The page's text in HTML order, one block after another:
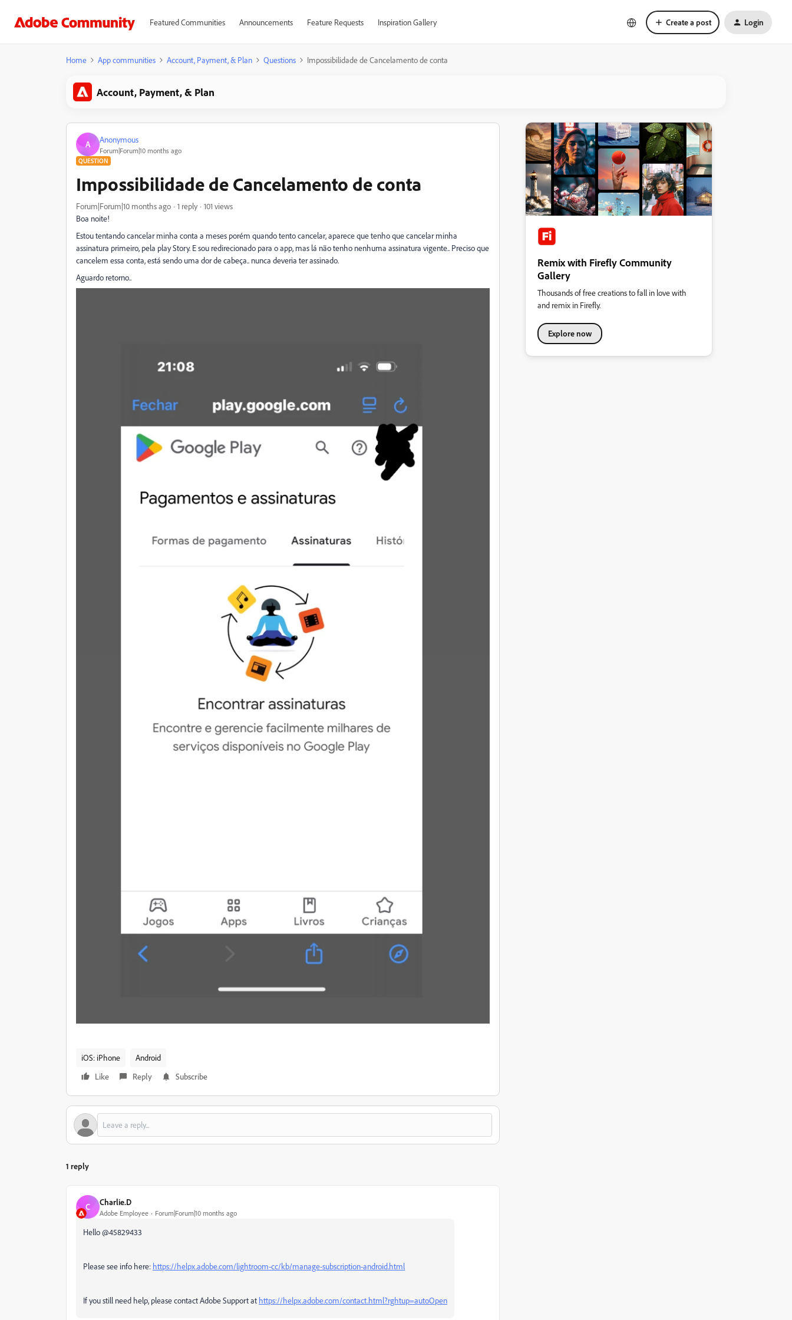
Featured Communities Announcements Feature Requests Inspiration Gallery Create a post Login
Home App communities Account, Payment, & Plan Questions Impossibilidade de Cancelamento de conta
Account, Payment, & Plan
A Anonymous
Forum|Forum|10 months ago
QUESTION
Impossibilidade de Cancelamento de conta
Forum|Forum|10 months ago 1 reply
101 views
Boa noite!
Estou tentando cancelar minha conta a meses porém quando tento cancelar, aparece que tenho que cancelar minha
assinatura primeiro, pela play Story. E sou redirecionado para o app, mas lá não tenho nenhuma assinatura vigente.. Preciso que
cancelem essa conta, está sendo uma dor de cabeça.. nunca deveria ter assinado.
Aguardo retorno..
iOS: iPhone
Android
Like
Reply Subscribe
1 reply
C Charlie.D
Adobe Employee Forum|Forum|10 months ago
Hello @45829433
Please see info here: https://helpx.adobe.com/lightroom-cc/kb/manage-subscription-android.html
If you still need help, please contactAdobe Support at https://helpx.adobe.com/contact.html?rghtup=autoOpen
Remix with Firefly Community
Gallery
Thousands of free creations to fall in love with
and remix in Firefly.
Explore now